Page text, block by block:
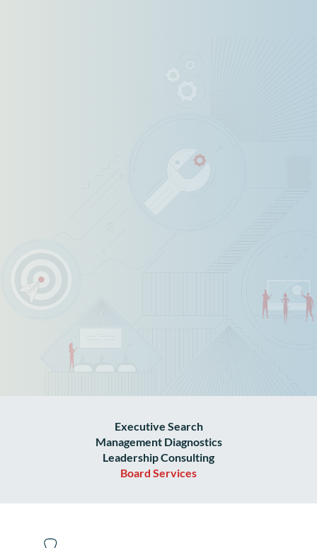
Executive Search
Management Diagnostics
Leadership Consulting
Board Services